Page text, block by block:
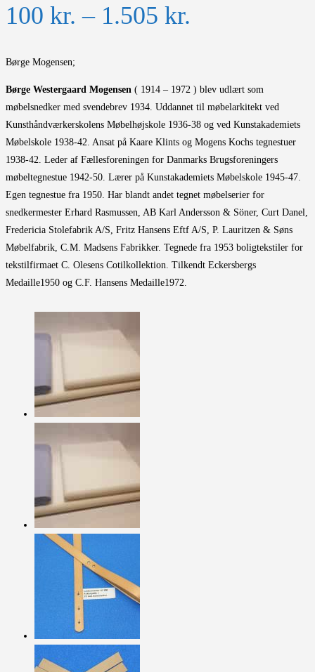
100 kr. – 1.505 kr.
1.505 kr.
Børge Mogensen;
Børge Westergaard Mogensen ( 1914 – 1972 ) blev udlært som
møbelsnedker med svendebrev 1934. Uddannet til møbelarkitekt ved
Kunsthåndværkerskolens Møbelhøjskole 1936-38 og ved Kunstakademiets
Møbelskole 1938-42. Ansat på Kaare Klints og Mogens Kochs tegnestuer
1938-42. Leder af Fællesforeningen for Danmarks Brugsforeningers
møbeltegnestue 1942-50. Lærer på Kunstakademiets Møbelskole 1945-47.
Egen tegnestue fra 1950. Har blandt andet tegnet møbelserier for
snedkermester Erhard Rasmussen, AB Karl Andersson & Söner, Curt Danel,
Fredericia Stolefabrik A/S, Fritz Hansens Eftf A/S, P. Lauritzen & Søns
Møbelfabrik, C.M. Madsens Fabrikker. Tegnede fra 1953 boligtekstiler for
tekstilfirmaet C. Olesens Cotilkollektion. Tilkendt Eckersbergs
Medaille1950 og C.F. Hansens Medaille1972.